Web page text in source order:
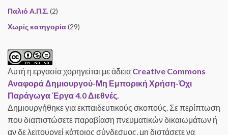
Παλιό Α.Π.Σ.(2)
Χωρίς κατηγορία(29)
Αυτή η εργασία χορηγείται με άδεια Creative Commons
Αναφορά Δημιουργού-Μη Εμπορική Χρήση-Όχι
Παράγωγα Έργα 4.0 Διεθνές.
Δημιουργήθηκε για εκπαιδευτικούς σκοπούς. Σε περίπτωση
που διαπιστώσετε παραβίαση πνευματικών δικαιωμάτων ή
αν δε λειτουργεί κάποιος σύνδεσμος, μη διστάσετε να